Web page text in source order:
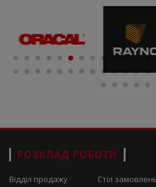
РОЗКЛАД РОБОТИ
Відділ продажу Стіл